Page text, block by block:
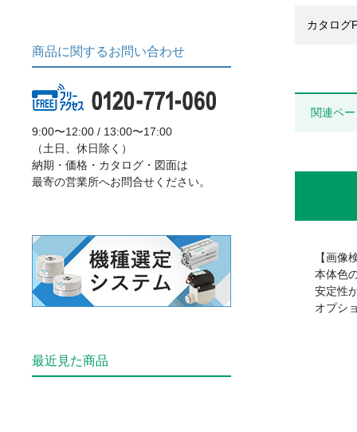
カタログ
関連ペ
【画像
本体色
安定性
オプシ
商品に関するお問い合わせ
9:00〜12:00 / 13:00〜17:00
（土日、休日除く）
納期・価格・カタログ・図面は
最寄の営業所へお問合せください。
最近見た商品